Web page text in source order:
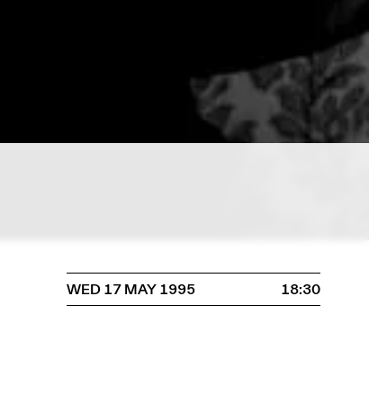
WED 17 MAY 1995 18:30